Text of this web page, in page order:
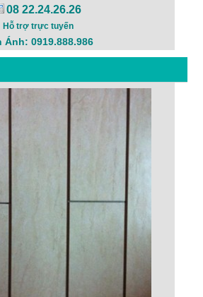
08 22.24.26.26
Hỗ trợ trực tuyến
Ánh: 0919.888.986